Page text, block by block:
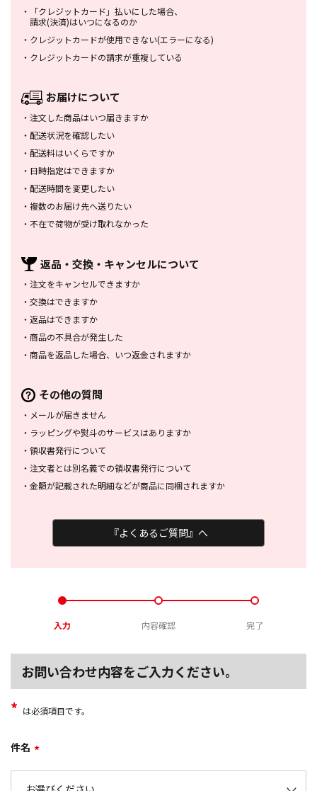
・
「クレジットカード」払いにした場合、
請求(決済)はいつになるのか
・ クレジットカードが使用できない(エラーになる)
・ クレジットカードの請求が重複している
お届けについて
・ 注文した商品はいつ届きますか
・ 配送状況を確認したい
・ 配送料はいくらですか
・ 日時指定はできますか
・ 配送時間を変更したい
・ 複数のお届け先へ送りたい
・ 不在で荷物が受け取れなかった
返品・交換・ キャンセルについて
・ 注文をキャンセルできますか
・ 交換はできますか
・ 返品はできますか
・ 商品の不具合が発生した
・ 商品を返品した場合、 いつ返金されますか
その他の質問
・ メールが届きません
・ ラッピングや熨斗のサービスはありますか
・ 領収書発行について
・ 注文者とは別名義での領収書発行について
・ 金額が記載された明細などが商品に同梱されますか
『よくあるご質問』へ
入力 内容確認 完了
お問い合わせ内容をご入力ください。
* は必須項目です。
件名 *